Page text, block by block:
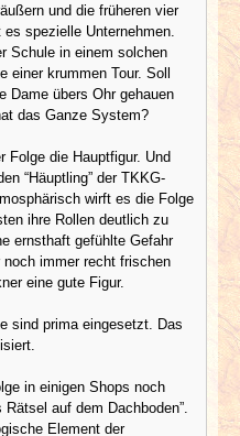
und die früheren vier
spezielle Unternehmen.
Schule in einem solchen
einer krummen Tour. Soll
Dame übers Ohr gehauen
das Ganze System?
Folge die Hauptfigur. Und
“Häuptling” der TKKG-
wirft es die Folge
ihre Rollen deutlich zu
ernsthaft gefühlte Gefahr
immer recht frischen
eine gute Figur.
sind prima eingesetzt. Das
in einigen Shops noch
auf dem Dachboden”.
Element der